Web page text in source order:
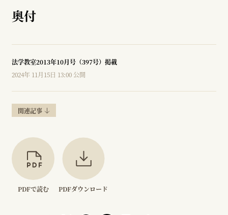
奥付
法学教室2013年10月号（397号）掲載
2024年 11月15日 13:00 公開
関連記事
PDFで読む PDFダウンロード